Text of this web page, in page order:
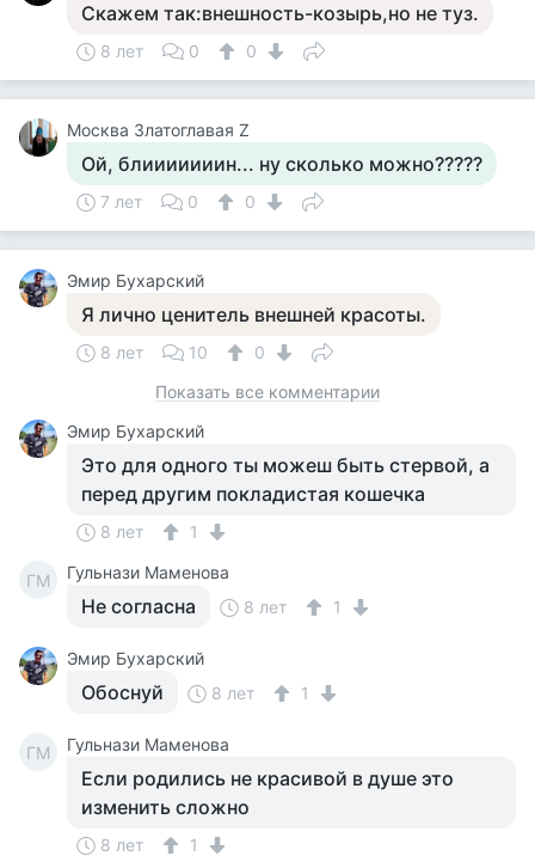
Скажем так:внешность-козырь,но не туз.
8 лет 0 0
Москва Златоглавая Z
Ой, блииииииин... ну сколько можно?????
7 лет 0 0
Эмир Бухарский
Я лично ценитель внешней красоты.
8 лет 10
0
Показать все комментарии
Эмир Бухарский
Это для одного ты можеш быть стервой, а
перед другим покладистая кошечка
8 лет 1
ГМ Гульнази Маменова
Не согласна 8 лет 1
Эмир Бухарский
Обоснуй 8 лет 1
ГМ Гульнази Маменова
Если родились не красивой в душе это
изменить сложно
8 лет 1